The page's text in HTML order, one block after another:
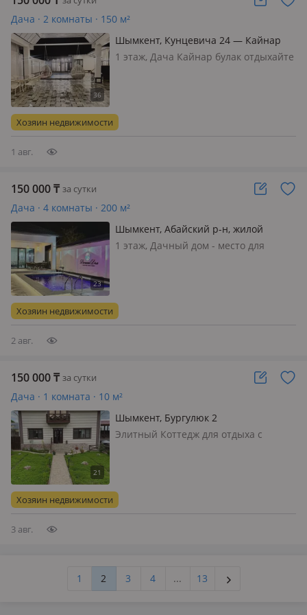
Дача · 2 комнаты · 150 м²
Шымкент, Кунцевича 24 — Кайнар
булак
1 этаж, Дача Кайнар булак отдыхайте
Хозяин недвижимости
1 авг.
150 000₸ за сутки
Дача · 4 комнаты · 200 м²
Шымкент, Абайский р-н, жилой
массив Кайнар Булак, Спартака 41 —
1 этаж, Дачный дом - место для
небольших компаний 🏡 ✨ Для вас:🛏
3 комфортные спальни🛋 просторная
Хозяин недвижимости
2 авг.
150 000₸ за сутки
Дача · 1 комната · 10 м²
Шымкент, Бургулюк 2
Элитный Коттедж для отдыха с
Адресс: Бургулюк улица Огем
Контакты :
Хозяин недвижимости
3 авг.
1 2 3 4 ... 13